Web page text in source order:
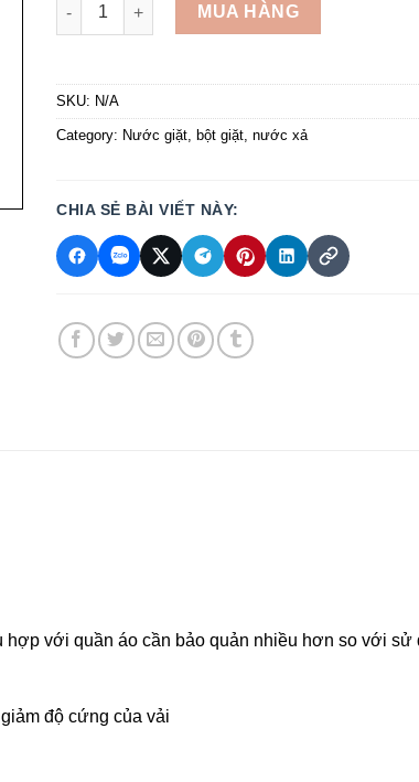
MUA HÀNG
SKU: N/A
Category: Nước giặt, bột giặt, nước xả
CHIA SẺ BÀI VIẾT NÀY:
hợp với quần áo cần bảo quản nhiều hơn so với
độ cứng của vải